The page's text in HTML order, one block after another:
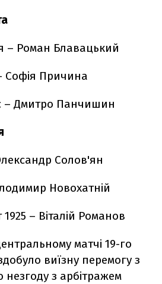
– Роман Блавацький
Софія Причина
– Дмитро Панчишин
Солов'ян
Новохатній
– Віталій Романов
матчі 19-го
виїзну перемогу з
незгоду з арбітражем